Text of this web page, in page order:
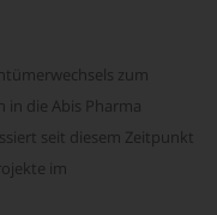
zum
in die Abis Pharma
seit diesem Zeitpunkt
im